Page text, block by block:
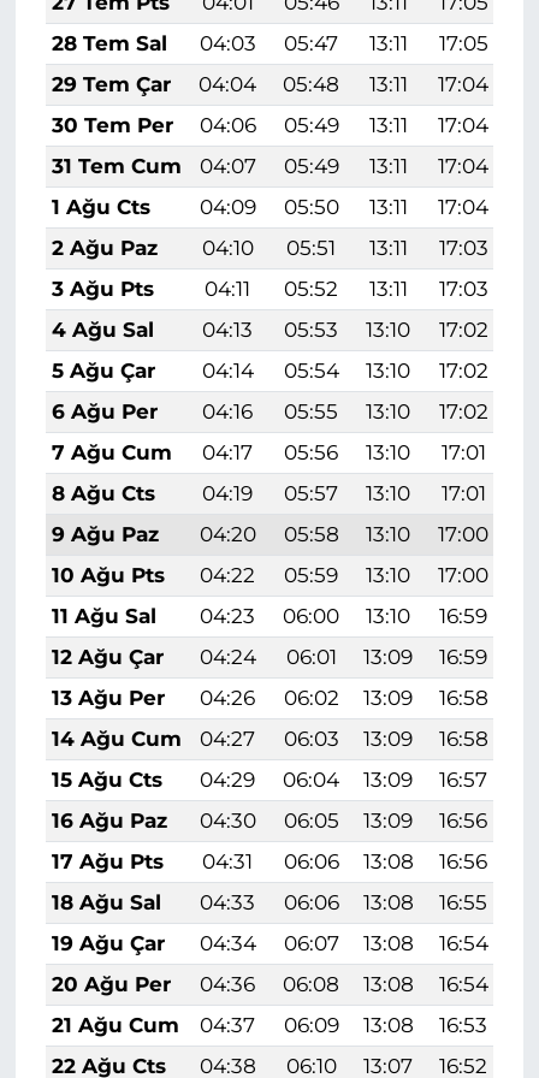
28 Tem Sal
04:03 05:47 13:11 17:05
29 Tem Çar
04:04 05:48 13:11 17:04
30 Tem Per
04:06 05:49 13:11 17:04
31 Tem Cum
04:07 05:49 13:11 17:04
1 Ağu Cts
04:09 05:50 13:11 17:04
2 Ağu Paz
04:10 05:51 13:11 17:03
3 Ağu Pts
04:11 05:52 13:11 17:03
4 Ağu Sal
04:13 05:53 13:10 17:02
5 Ağu Çar
04:14 05:54 13:10 17:02
6 Ağu Per
04:16 05:55 13:10 17:02
7 Ağu Cum
04:17 05:56 13:10 17:01
8 Ağu Cts
04:19 05:57 13:10 17:01
9 Ağu Paz
04:20 05:58 13:10 17:00
10 Ağu Pts
04:22 05:59 13:10 17:00
11 Ağu Sal
04:23 06:00 13:10 16:59
12 Ağu Çar
04:24 06:01 13:09 16:59
13 Ağu Per
04:26 06:02 13:09 16:58
14 Ağu Cum
04:27 06:03 13:09 16:58
15 Ağu Cts
04:29 06:04 13:09 16:57
16 Ağu Paz
04:30 06:05 13:09 16:56
17 Ağu Pts
04:31 06:06 13:08 16:56
18 Ağu Sal
04:33 06:06 13:08 16:55
19 Ağu Çar
04:34 06:07 13:08 16:54
20 Ağu Per
04:36 06:08 13:08 16:54
21 Ağu Cum
04:37 06:09 13:08 16:53
22 Ağu Cts
04:38 06:10 13:07 16:52